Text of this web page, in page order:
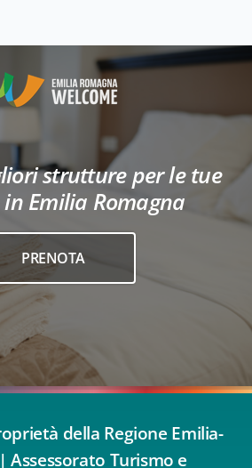
strutture per le tue
Emilia Romagna
PRENOTA
della Regione Emilia-
Assessorato Turismo e